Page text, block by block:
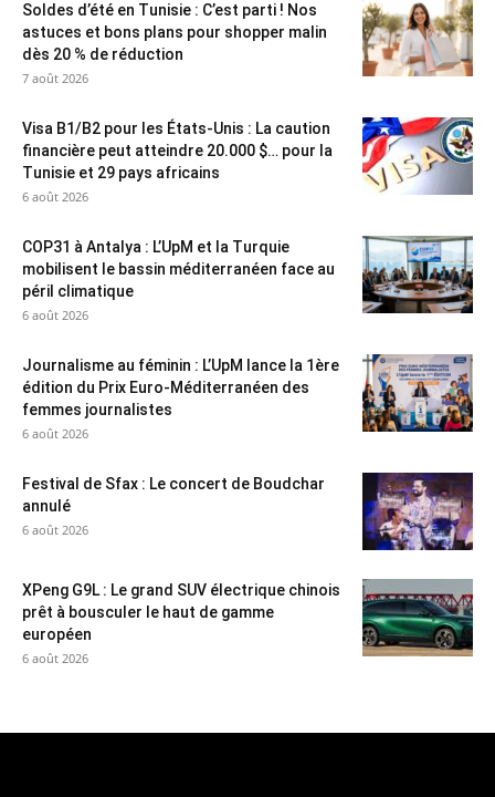
Soldes d’été en Tunisie : C’est parti ! Nos
astuces et bons plans pour shopper malin
dès 20 % de réduction
7 août 2026
Visa B1/B2 pour les États-Unis : La caution
financière peut atteindre 20.000 $… pour la
Tunisie et 29 pays africains
6 août 2026
COP31 à Antalya : L’UpM et la Turquie
mobilisent le bassin méditerranéen face au
péril climatique
6 août 2026
Journalisme au féminin : L’UpM lance la 1ère
édition du Prix Euro-Méditerranéen des
femmes journalistes
6 août 2026
Festival de Sfax : Le concert de Boudchar
annulé
6 août 2026
XPeng G9L : Le grand SUV électrique chinois
prêt à bousculer le haut de gamme
européen
6 août 2026